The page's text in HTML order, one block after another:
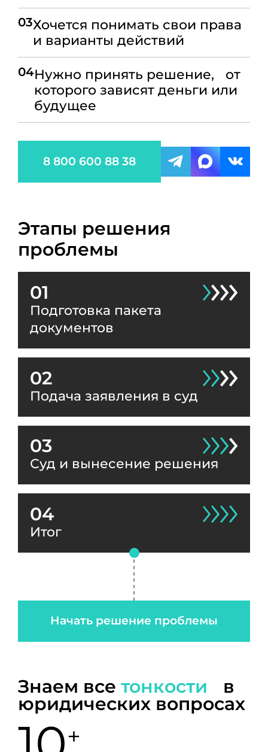
03Хочется понимать свои права
и варианты действий
04Нужно принять решение, от
которого зависят деньги или
будущее
8 800 600 88 38
Этапы решения
проблемы
01
Подготовка пакета
документов
02
Подача заявления в суд
03
Суд и вынесение решения
04
Итог
Начать решение проблемы
Знаем все тонкости в
юридических вопросах
+